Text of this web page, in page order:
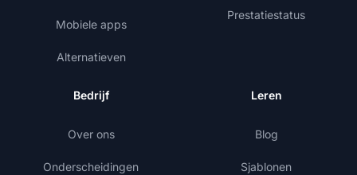
Mobiele apps
Alternatieven
Prestatiestatus
Bedrijf
Over ons
Onderscheidingen
Leren
Blog
Sjablonen